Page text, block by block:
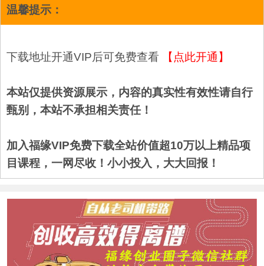
温馨提示：
下载地址开通VIP后可免费查看 【点此开通】
本站仅提供资源展示，内容的真实性有效性请自行
甄别，本站不承担相关责任！
加入福缘VIP免费下载全站价值超10万以上精品项
目课程，一网尽收！小小投入，大大回报！